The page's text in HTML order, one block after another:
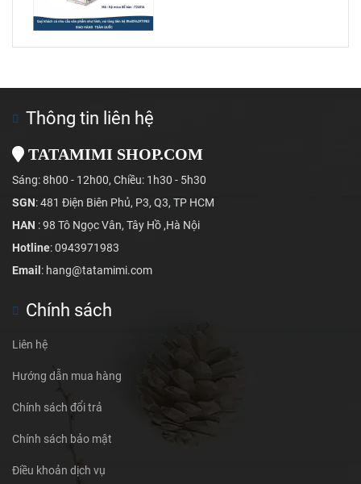
Thông tin liên hệ
TATAMIMI SHOP.COM
Sáng: 8h00 - 12h00, Chiều: 1h30 - 5h30
SGN: 481 Điện Biên Phủ, P3, Q3, TP HCM
HAN : 98 Tô Ngọc Vân, Tây Hồ ,Hà Nội
Hotline: 0943971983
Email : hang@tatamimi.com
Chính sách
Liên hệ
Hướng dẫn mua hàng
Chính sách đổi trả
Chính sách bảo mật
Điều khoản dịch vụ